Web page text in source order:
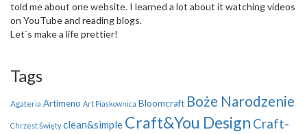
told me about one website. I learned a lot about it watching videos
on YouTube and reading blogs.
Let`s make a life prettier!
Tags
Agateria Artimeno Art Piaskownica Bloomcraft Boże Narodzenie
Chrzest Święty clean&simple Craft&You Design Craft-